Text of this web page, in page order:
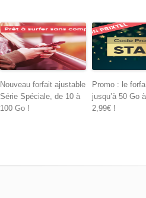
Nouveau forfait ajustable
Série Spéciale, de 10 à
100 Go !
Promo : le
jusqu’à 50 Go
2,99€ !